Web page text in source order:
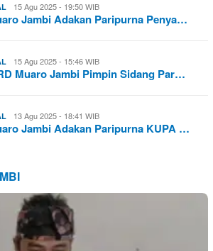
15 Agu 2025 - 19:50 WIB
Jambi Adakan Paripurna Penya…
15 Agu 2025 - 15:46 WIB
Muaro Jambi Pimpin Sidang Par…
13 Agu 2025 - 18:41 WIB
Jambi Adakan Paripurna KUPA …